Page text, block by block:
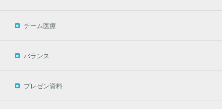
チーム医療
バランス
プレゼン資料